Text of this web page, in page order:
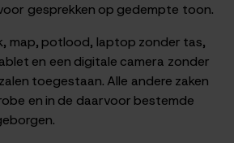
gesprekken op gedempte toon.
map, potlood, laptop zonder tas,
en een digitale camera zonder
toegestaan. Alle andere zaken
en in de daarvoor bestemde